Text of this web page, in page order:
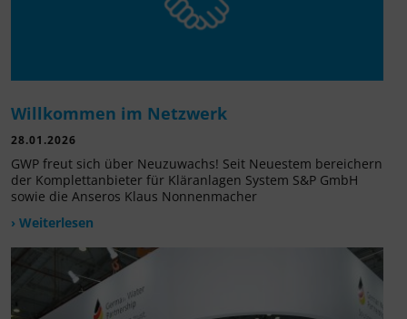
Willkommen im Netzwerk
28.01.2026
GWP freut sich über Neuzuwachs! Seit Neuestem bereichern
der Komplettanbieter für Kläranlagen System S&P GmbH
sowie die Anseros Klaus Nonnenmacher
› Weiterlesen